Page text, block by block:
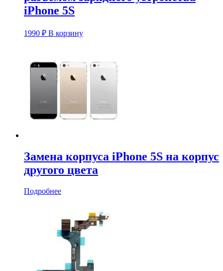
iPhone 5S
1990 ₽ В корзину
Замена корпуса iPhone 5S на корпус
другого цвета
Подробнее